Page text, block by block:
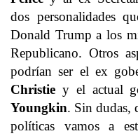
dos personalidades
Donald Trump a los
Republicano. Otros
podrían ser el ex
Christie y el actual
Youngkin. Sin dudas,
políticas vamos a